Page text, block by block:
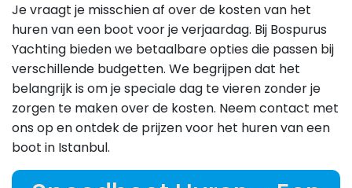
Je vraagt je misschien af over de kosten van het
huren van een boot voor je verjaardag. Bij Bospurus
Yachting bieden we betaalbare opties die passen bij
verschillende budgetten. We begrijpen dat het
belangrijk is om je speciale dag te vieren zonder je
zorgen te maken over de kosten. Neem contact met
ons op en ontdek de prijzen voor het huren van een
boot in Istanbul.